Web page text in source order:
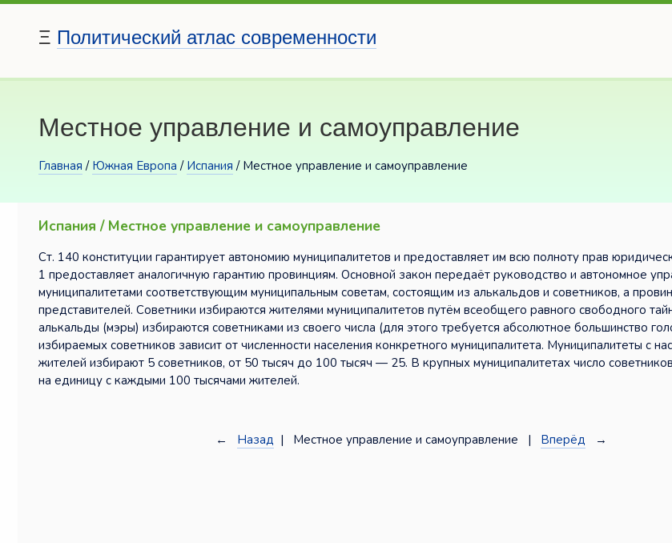
Ξ Политический атлас современности
Местное управление и самоуправление
Главная / Южная Европа / Испания / Местное управление и самоуправление
Испания / Местное управление и самоуправление
Ст. 140 конституции гарантирует автономию муниципалитетов и предоставляет им всю полноту прав
1 предоставляет аналогичную гарантию провинциям. Основной закон передаёт руководство и автономное
муниципалитетами соответствующим муниципальным советам, состоящим из алькальдов и советников, а
представителей. Советники избираются жителями муниципалитетов путём всеобщего равного свободного
алькальды (мэры) избираются советниками из своего числа (для этого требуется абсолютное большинство
избираемых советников зависит от численности населения конкретного муниципалитета. Муниципалитеты с
жителей избирают 5 советников, от 50 тысяч до 100 тысяч — 25. В крупных муниципалитетах число
на единицу с каждыми 100 тысячами жителей.
← Назад | Местное управление и самоуправление | Вперёд →